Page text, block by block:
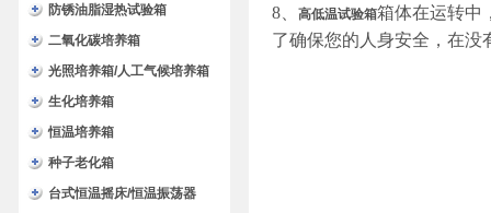
防锈油脂湿热试验箱
二氧化碳培养箱
光照培养箱/人工气候培养箱
生化培养箱
恒温培养箱
种子老化箱
台式恒温摇床/恒温振荡器
8、
高低温试验箱箱体在运转中
了确保您的人身安全，在没